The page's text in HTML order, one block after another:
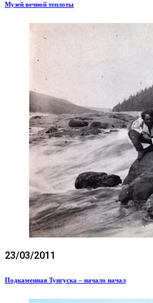
Музей вечной теплоты
23/03/2011
Подкаменная Тунгуска – начало начал